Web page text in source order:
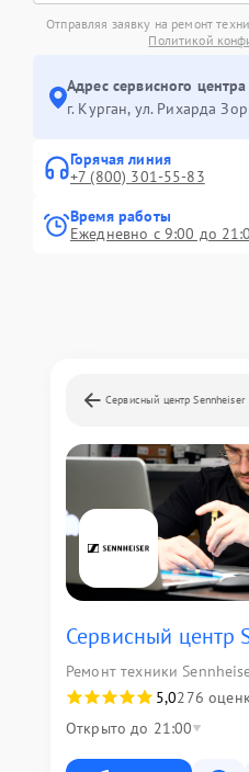
Отправляя заявку на ремонт
Политикой
Адрес сервисного
г. Курган, ул. Рихарда
Горячая линия
+7 (800) 301-55-83
Время работы
Ежедневно с 9:00 до
Сервисный центр Sennheiser
Сервисный центр
Ремонт техники
5,0276
Открыто до 21:00